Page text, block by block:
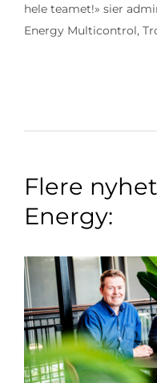
hele teamet!» sier
Energy Multicontrol,
Flere
Energy: